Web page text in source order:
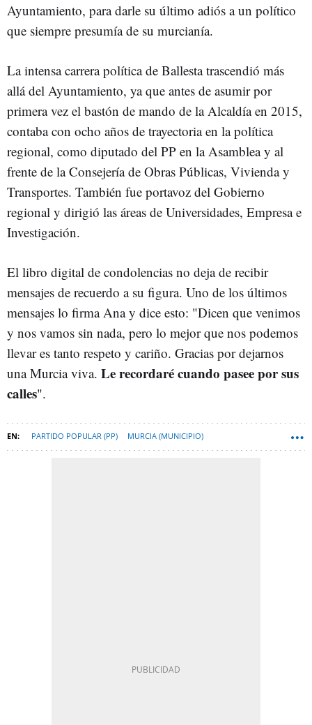
Ayuntamiento, para darle su último adiós a un político
que siempre presumía de su murcianía.
La intensa carrera política de Ballesta trascendió más
allá del Ayuntamiento, ya que antes de asumir por
primera vez el bastón de mando de la Alcaldía en 2015,
contaba con ocho años de trayectoria en la política
regional, como diputado del PP en la Asamblea y al
frente de la Consejería de Obras Públicas, Vivienda y
Transportes. También fue portavoz del Gobierno
regional y dirigió las áreas de Universidades, Empresa e
Investigación.
El libro digital de condolencias no deja de recibir
mensajes de recuerdo a su figura. Uno de los últimos
mensajes lo firma Ana y dice esto: "Dicen que venimos
y nos vamos sin nada, pero lo mejor que nos podemos
llevar es tanto respeto y cariño. Gracias por dejarnos
una Murcia viva. Le recordaré cuando pasee por sus
calles".
PARTIDO POPULAR (PP) MURCIA (MUNICIPIO)